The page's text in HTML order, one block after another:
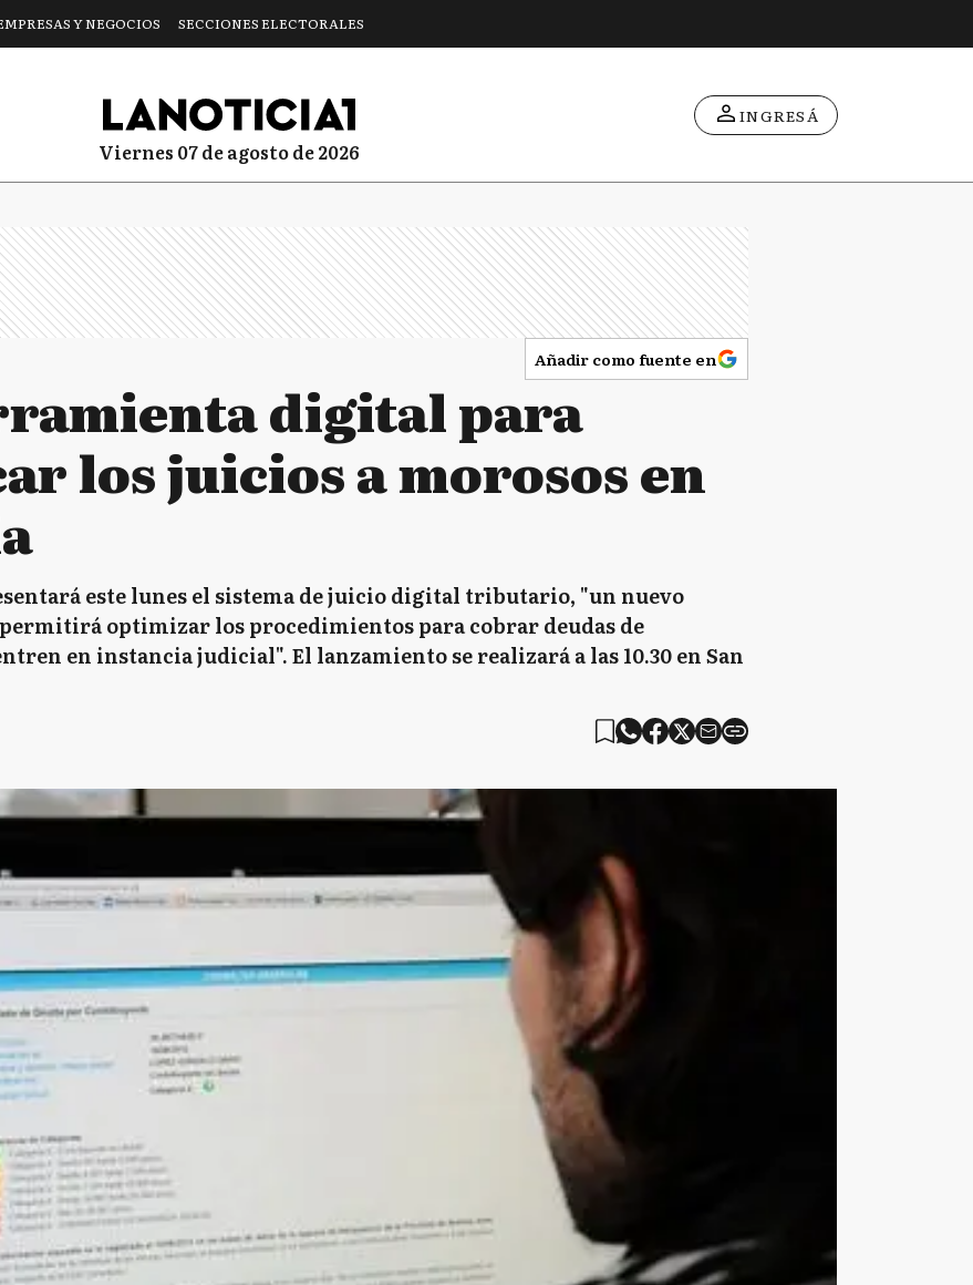
Y NEGOCIOS SECCIONES ELECTORALES
viernes 07 de agosto de 2026
INGRESÁ
Añadir como fuente en
digital para
los juicios a morosos en
este lunes el sistema de juicio digital tributario, "un nuevo
optimizar los procedimientos para cobrar deudas de
en instancia judicial". El lanzamiento se realizará a las 10.30 en San